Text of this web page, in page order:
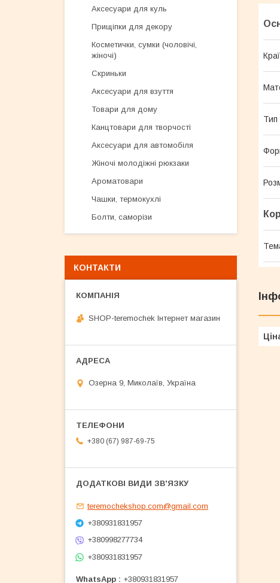
Тип
Аксесуари для куль
Прищіпки для декору
Косметички, сумки (чоловічі,
жіночі)
Скриньки
Аксесуари для взуття
Товари для дому
Канцтовари для творчості
Аксесуари для автомобіля
Жіночі молодіжні рюкзаки
Ароматовари
Чашки, термокухлі
Болти, саморізи
КОНТАКТИ
SHOP-teremochek Інтернет магазин
Озерна 9, Миколаїв, Україна
+380 (67) 987-69-75
teremochekshop.com@gmail.com
+380931831957
+380998277734
+380931831957
WhatsApp +380931831957